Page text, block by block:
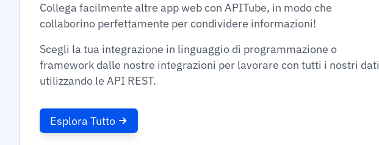
Collega facilmente altre app web con APITube, in modo che
collaborino perfettamente per condividere informazioni!
Scegli la tua integrazione in linguaggio di programmazione o
framework dalle nostre integrazioni per lavorare con tutti i nostri dati
utilizzando le API REST.
Esplora Tutto